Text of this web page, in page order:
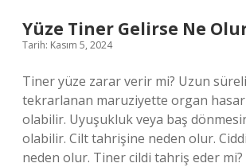
Yüze Tiner Gelirse Ne
Tarih: Kasım 5, 2024
Tiner yüze zarar verir mi? Uzun
tekrarlanan maruziyette organ
olabilir. Uyuşukluk veya baş
olabilir. Cilt tahrişine neden olur.
neden olur. Tiner cildi tahriş eder